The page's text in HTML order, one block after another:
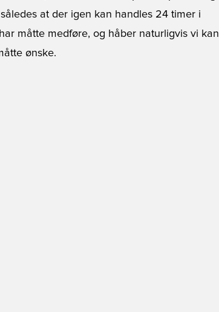
at der igen kan handles 24 timer i
måtte medføre, og håber naturligvis vi kan
ønske.